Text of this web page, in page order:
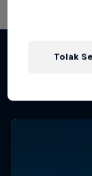
Tolak